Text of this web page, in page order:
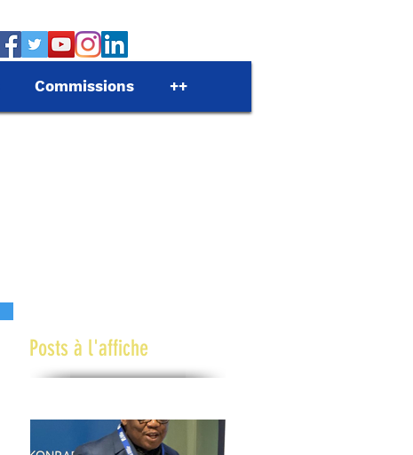
Commissions ++
Posts à l'affiche